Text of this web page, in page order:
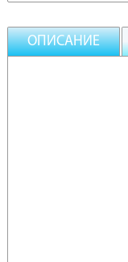
ОПИСАНИЕ